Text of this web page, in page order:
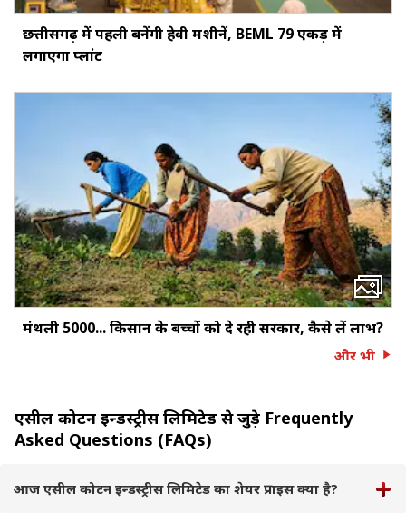
छत्तीसगढ़ में पहली बनेंगी हेवी मशीनें, BEML 79 एकड़ में
लगाएगा प्लांट
मंथली ₹5000... किसान के बच्‍चों को दे रही सरकार, कैसे लें लाभ?
और भी
एसील कोटन इन्डस्ट्रीस लिमिटेड से जुड़े Frequently
Asked Questions (FAQs)
आज एसील कोटन इन्डस्ट्रीस लिमिटेड का शेयर प्राइस क्या है?